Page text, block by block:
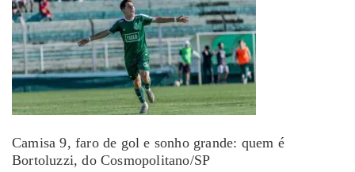
Camisa 9, faro de gol e sonho grande: quem é
Bortoluzzi, do Cosmopolitano/SP